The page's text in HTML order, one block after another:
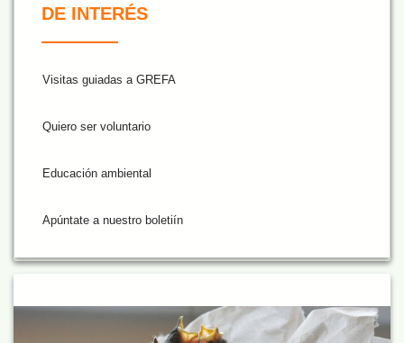
DE INTERÉS
Visitas guiadas a GREFA
Quiero ser voluntario
Educación ambiental
Apúntate a nuestro boletiín